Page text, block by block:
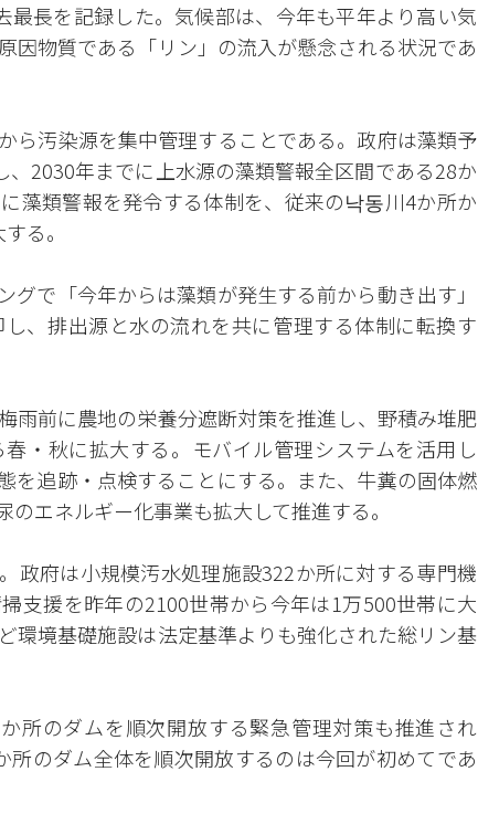
長を記録した。気候部は、今年も平年より高い気
因物質である「リン」の流入が懸念される状況であ
ら汚染源を集中管理することである。政府は藻類予
2030年までに上水源の藻類警報全区間である28か
藻類警報を発令する体制を、従来の낙동川4か所か
る。
で「今年からは藻類が発生する前から動き出す」
、排出源と水の流れを共に管理する体制に転換す
雨前に農地の栄養分遮断対策を推進し、野積み堆肥
・秋に拡大する。モバイル管理システムを活用し
を追跡・点検することにする。また、牛糞の固体燃
エネルギー化事業も拡大して推進する。
政府は小規模汚水処理施設322か所に対する専門機
支援を昨年の2100世帯から今年は1万500世帯に大
環境基礎施設は法定基準よりも強化された総リン基
所のダムを順次開放する緊急管理対策も推進され
のダム全体を順次開放するのは今回が初めてであ